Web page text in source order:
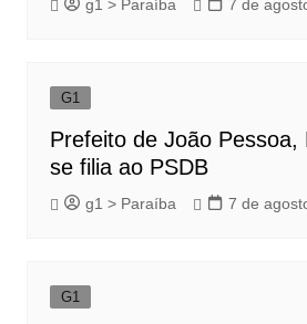
g1 > Paraíba 7 de
G1
Prefeito de João Pessoa,
se filia ao PSDB
g1 > Paraíba 7 de
G1